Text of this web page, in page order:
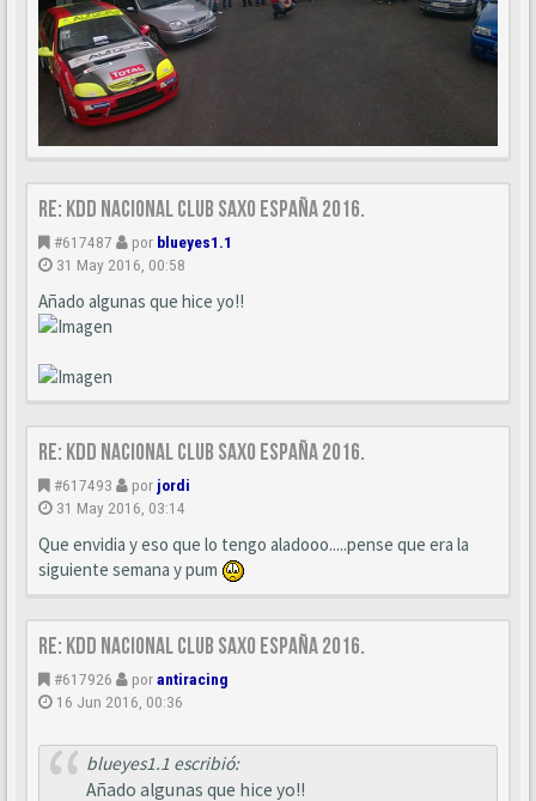
Re: KDD Nacional Club Saxo España 2016.
#617487 por blueyes1.1
31 May 2016, 00:58
Añado algunas que hice yo!!
Re: KDD Nacional Club Saxo España 2016.
#617493 por jordi
31 May 2016, 03:14
Que envidia y eso que lo tengo aladooo.....pense que era la
siguiente semana y pum
Re: KDD Nacional Club Saxo España 2016.
#617926 porantiracing
16 Jun 2016, 00:36
blueyes1.1 escribió:
Añado algunas que hice yo!!